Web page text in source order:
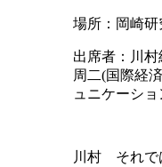
場所：岡崎研
出席者：川
周二(国際経
ュニケーシ
川村 それで